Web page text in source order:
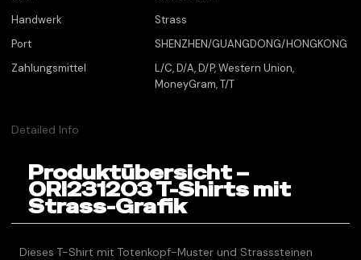
Handwerk
Strass
Port
SHENZHEN/GUANGDONG/HONGKONG
Zahlungsmittel
L/C, D/A, D/P, Western Union,
MoneyGram, T/T
Detailed Info
Produktübersicht –
ORI231203 T-Shirts mit
Strass-Grafik
Dieses T-Shirt mit Totenkopf-Muster und Strasssteinen